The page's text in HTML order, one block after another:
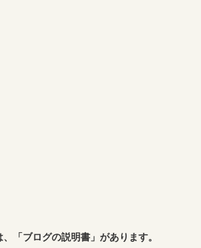
「ブログの説明書」があります。